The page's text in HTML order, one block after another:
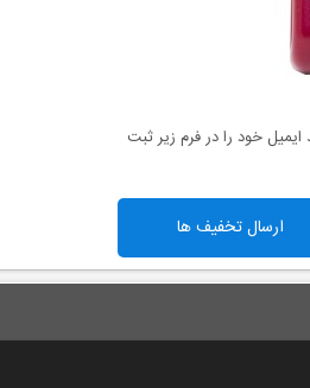
خود را در فرم زیر ثبت